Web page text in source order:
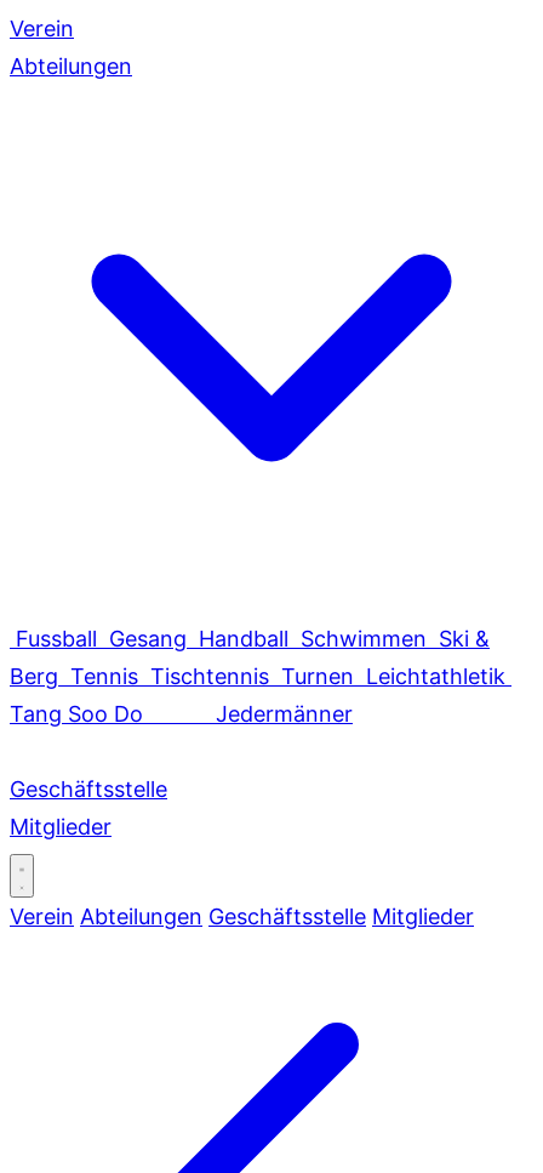
Verein
Abteilungen
Fussball Gesang Handball Schwimmen Ski &
Berg Tennis Tischtennis Turnen Leichtathletik
Tang Soo Do
Jedermänner
Geschäftsstelle
Mitglieder
Verein Abteilungen Geschäftsstelle Mitglieder